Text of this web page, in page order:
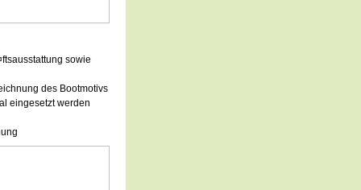
sowie
des Bootmotivs
eingesetzt werden